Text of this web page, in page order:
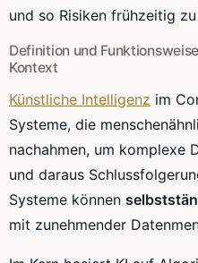
und so Risiken frühzeitig
Definition und
Kontext
Künstliche Intelligenz im
Systeme, die
nachahmen, um komplexe
und daraus
Systeme können
mit zunehmender